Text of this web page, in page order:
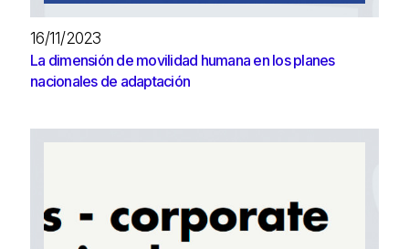
16/11/2023
La dimensión de movilidad humana en los planes
nacionales de adaptación